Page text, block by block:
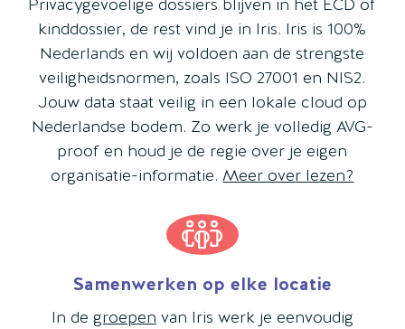
Privacygevoelige dossiers blijven in het ECD of
kinddossier, de rest vind je in Iris. Iris is 100%
Nederlands en wij voldoen aan de strengste
veiligheidsnormen, zoals ISO 27001 en NIS2.
Jouw data staat veilig in een lokale cloud op
Nederlandse bodem. Zo werk je volledig AVG-
proof en houd je de regie over je eigen
organisatie-informatie.Meer over lezen?
Samenwerken op elke locatie
In de groepen van Iris werk je eenvoudig